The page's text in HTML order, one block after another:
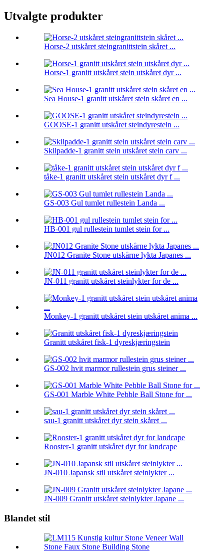
Utvalgte produkter
Horse-2 utskåret steingranittstein skåret ...
Horse-1 granitt utskåret stein utskåret dyr ...
Sea House-1 granitt utskåret stein skåret en ...
GOOSE-1 granitt utskåret steindyrestein ...
Skilpadde-1 granitt stein utskåret stein carv ...
tåke-1 granitt utskåret stein utskåret dyr f ...
GS-003 Gul tumlet rullestein Landa ...
HB-001 gul rullestein tumlet stein for ...
JN012 Granite Stone utskårne lykta Japanes ...
JN-011 granitt utskåret steinlykter for de ...
Monkey-1 granitt utskåret stein utskåret anima ...
Granitt utskåret fisk-1 dyreskjæringstein
GS-002 hvit marmor rullestein grus steiner ...
GS-001 Marble White Pebble Ball Stone for ...
sau-1 granitt utskåret dyr stein skåret ...
Rooster-1 granitt utskåret dyr for landcape
JN-010 Japansk stil utskåret steinlykter ...
JN-009 Granitt utskåret steinlykter Japane ...
Blandet stil